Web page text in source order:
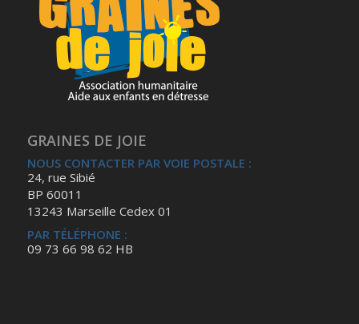
GRAINES DE JOIE
NOUS CONTACTER PAR VOIE POSTALE :
24, rue Sibié
BP 60011
13243 Marseille Cedex 01
PAR TÉLÉPHONE :
09 73 66 98 62 HB